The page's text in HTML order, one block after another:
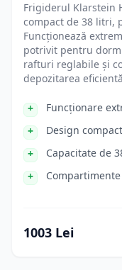
Frigiderul Klarstein
compact de 38 litri,
Funcționează
potrivit pentru
rafturi reglabile și
depozitarea
Funcționare
Design
Capacitate de
1003 Lei